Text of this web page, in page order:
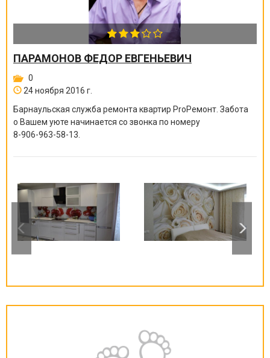
ПАРАМОНОВ ФЕДОР ЕВГЕНЬЕВИЧ
0
24 ноября 2016 г.
Барнаульская служба ремонта квартир ProРемонт. Забота
о Вашем уюте начинается со звонка по номеру
8-906-963-58-13